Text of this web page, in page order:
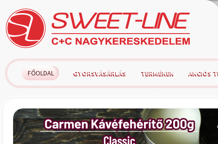
FŐOLDAL GYORSVÁSÁRLÁS TERMÉKEK AKCIÓS